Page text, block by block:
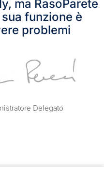
ma RasoParete
funzione è
problemi
Delegato